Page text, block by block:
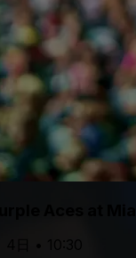
Aces at